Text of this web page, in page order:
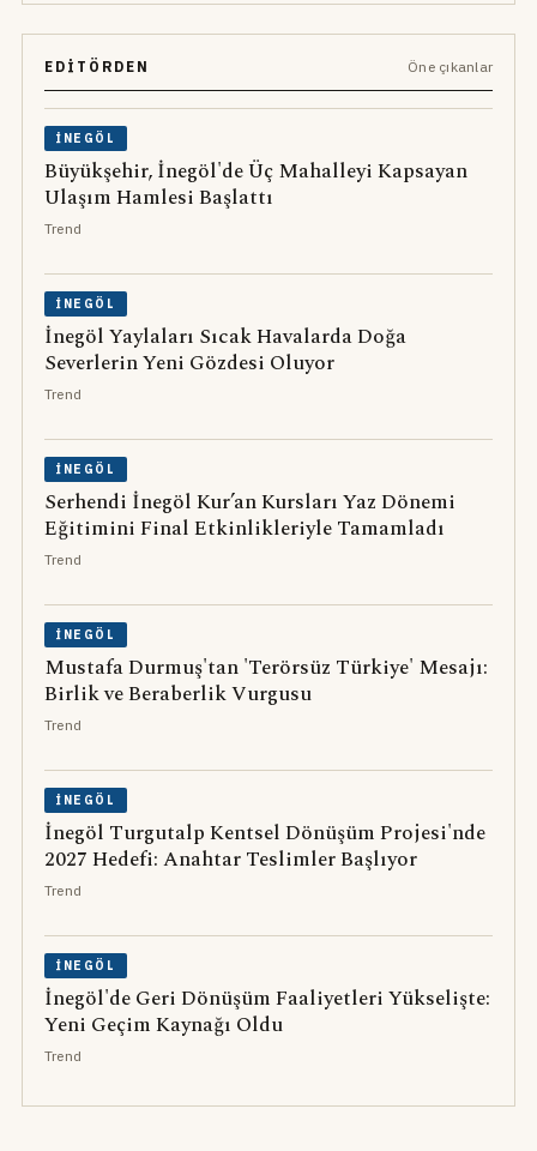
EDITÖRDEN Öne çıkanlar
İNEGÖL
Büyükşehir, İnegöl'de Üç Mahalleyi Kapsayan
Ulaşım Hamlesi Başlattı
Trend
İNEGÖL
İnegöl Yaylaları Sıcak Havalarda Doğa
Severlerin Yeni Gözdesi Oluyor
Trend
İNEGÖL
Serhendi İnegöl Kur’an Kursları Yaz Dönemi
Eğitimini Final Etkinlikleriyle Tamamladı
Trend
İNEGÖL
Mustafa Durmuş'tan 'Terörsüz Türkiye' Mesajı:
Birlik ve Beraberlik Vurgusu
Trend
İNEGÖL
İnegöl Turgutalp Kentsel Dönüşüm Projesi'nde
2027 Hedefi: Anahtar Teslimler Başlıyor
Trend
İNEGÖL
İnegöl'de Geri Dönüşüm Faaliyetleri Yükselişte:
Yeni Geçim Kaynağı Oldu
Trend